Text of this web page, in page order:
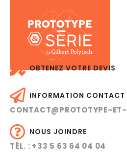
OBTENEZ VOTRE DEVIS
INFORMATION CONTACT
CONTACT@PROTOTYPE-ET-
NOUS JOINDRE
TÉL. : +33 5 63 64 04 04